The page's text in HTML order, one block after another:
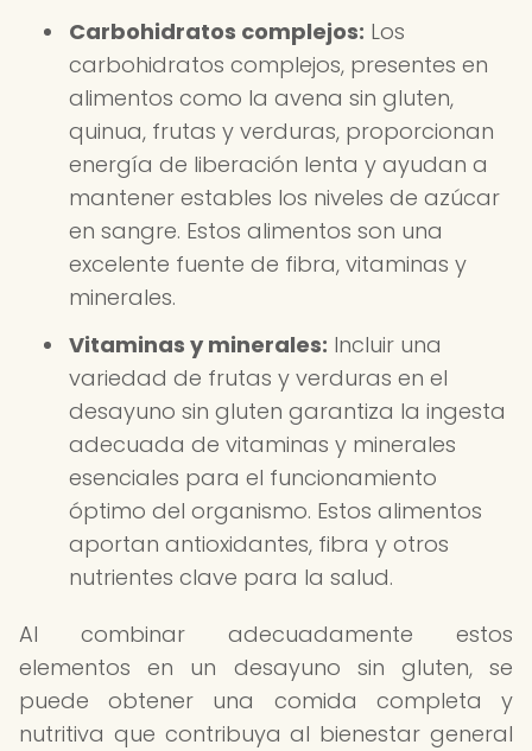
Carbohidratos complejos: Los
carbohidratos complejos, presentes en
alimentos como la avena sin gluten,
quinua, frutas y verduras, proporcionan
energía de liberación lenta y ayudan a
mantener estables los niveles de azúcar
en sangre. Estos alimentos son una
excelente fuente de fibra, vitaminas y
minerales.
Vitaminas y minerales: Incluir una
variedad de frutas y verduras en el
desayuno sin gluten garantiza la ingesta
adecuada de vitaminas y minerales
esenciales para el funcionamiento
óptimo del organismo. Estos alimentos
aportan antioxidantes, fibra y otros
nutrientes clave para la salud.
Al combinar adecuadamente estos
elementos en un desayuno sin gluten, se
puede obtener una comida completa y
nutritiva que contribuya al bienestar general